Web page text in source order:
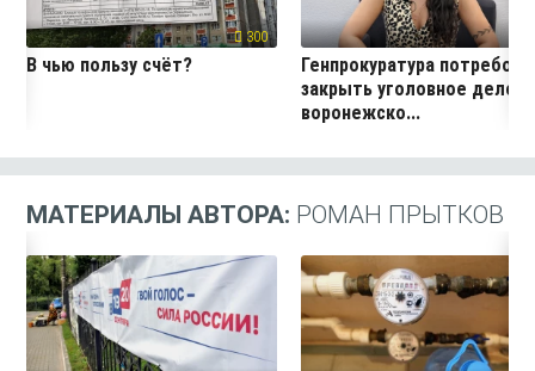
300
В чью пользу счёт?
Генпрокуратура
закрыть уголовное дело
воронежско...
МАТЕРИАЛЫ АВТОРА: РОМАН ПРЫТКОВ